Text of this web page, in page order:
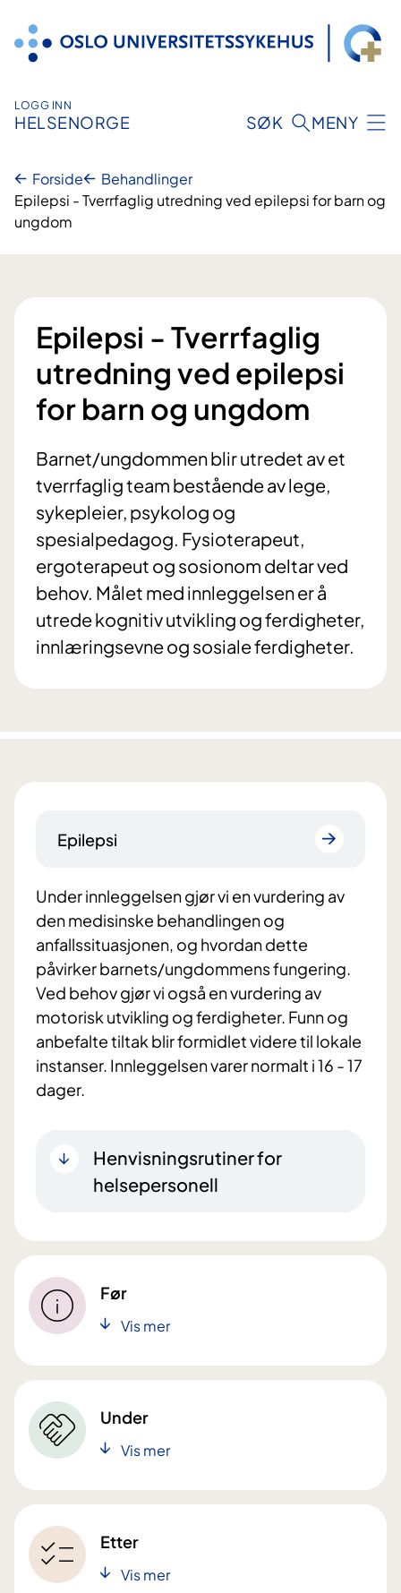
innhold
LOGG INN
HELSENORGE SØK MENY
Forside
Behandlinger
Epilepsi - Tverrfaglig utredning ved epilepsi for barn og
ungdom
Epilepsi - Tverrfaglig
utredning ved epilepsi
for barn og ungdom
Barnet/ungdommen blir utredet av et
tverrfaglig team bestående av lege,
sykepleier, psykolog og
spesialpedagog. Fysioterapeut,
ergoterapeut og sosionom deltar ved
behov. Målet med innleggelsen er å
utrede kognitiv utvikling og ferdigheter,
innlæringsevne og sosiale ferdigheter.
Epilepsi
Under innleggelsen gjør vi en vurdering av
den medisinske behandlingen og
anfallssituasjonen, og hvordan dette
påvirker barnets/ungdommens fungering.
Ved behov gjør vi også en vurdering av
motorisk utvikling og ferdigheter. Funn og
anbefalte tiltak blir formidlet videre til lokale
instanser. Innleggelsen varer normalt i 16 - 17
dager.
Henvisningsrutiner for
helsepersonell
Før
Vis mer
Under
Vis mer
Etter
Vis mer